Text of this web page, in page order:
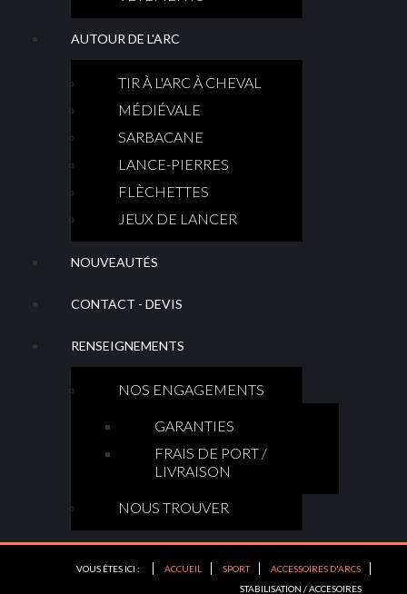
AUTOUR DE L'ARC
TIR À L'ARC À CHEVAL
MÉDIÉVALE
SARBACANE
LANCE-PIERRES
FLÈCHETTES
JEUX DE LANCER
NOUVEAUTÉS
CONTACT - DEVIS
RENSEIGNEMENTS
NOS ENGAGEMENTS
GARANTIES
FRAIS DE PORT /
LIVRAISON
NOUS TROUVER
VOUS ÊTES ICI : ACCUEIL SPORT
ACCESSOIRES D'ARCS
STABILISATION / ACCESOIRES